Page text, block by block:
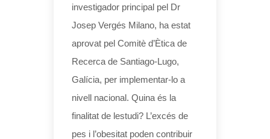
investigador principal pel Dr
Josep Vergés Milano, ha estat
aprovat pel Comitè d’Ètica de
Recerca de Santiago-Lugo,
Galícia, per implementar-lo a
nivell nacional. Quina és la
finalitat de lestudi? L’excés de
pes i l’obesitat poden contribuir